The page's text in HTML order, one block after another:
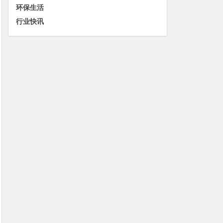
环保生活
行业快讯